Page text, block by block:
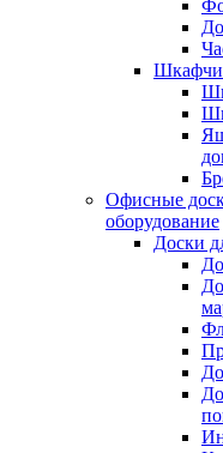
Офисные
оборудование
Доски